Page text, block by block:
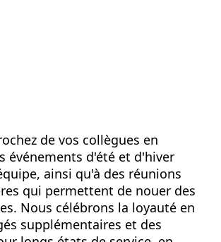
de vos collègues en
événements d'été et d'hiver
ainsi qu'à des réunions
qui permettent de nouer des
Nous célébrons la loyauté en
supplémentaires et des